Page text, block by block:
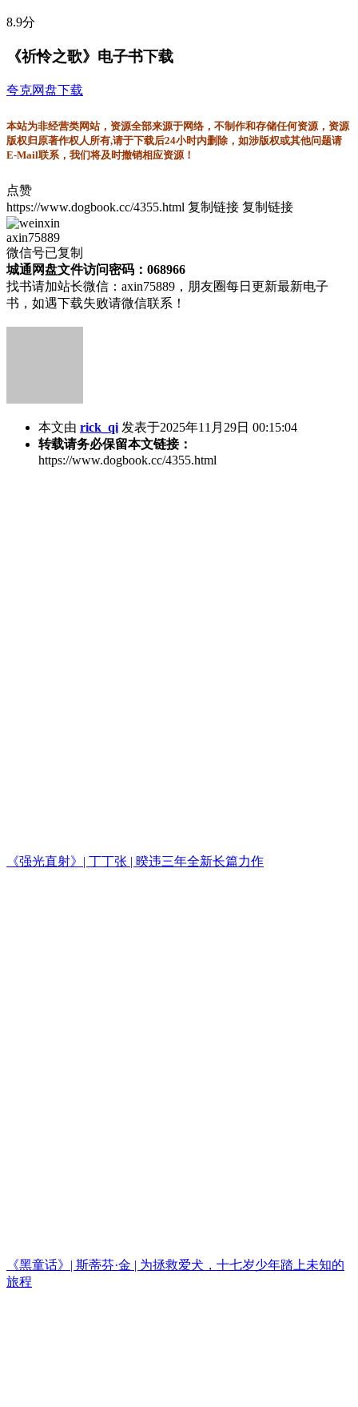
8.9分
《祈怜之歌》电子书下载
夸克网盘下载
本站为非经营类网站，资源全部来源于网络，不制作和存储任何资源，资源
版权归原著作权人所有,请于下载后24小时内删除，如涉版权或其他问题请
E-Mail联系，我们将及时撤销相应资源！
点赞
https://www.dogbook.cc/4355.html 复制链接 复制链接
axin75889
微信号已复制
城通网盘文件访问密码：068966
找书请加站长微信：axin75889，朋友圈每日更新最新电子
书，如遇下载失败请微信联系！
本文由 rick_qi 发表于2025年11月29日 00:15:04
转载请务必保留本文链接：
https://www.dogbook.cc/4355.html
《强光直射》| 丁丁张 | 暌违三年全新长篇力作
《黑童话》| 斯蒂芬·金 | 为拯救爱犬，十七岁少年踏上未知的
旅程